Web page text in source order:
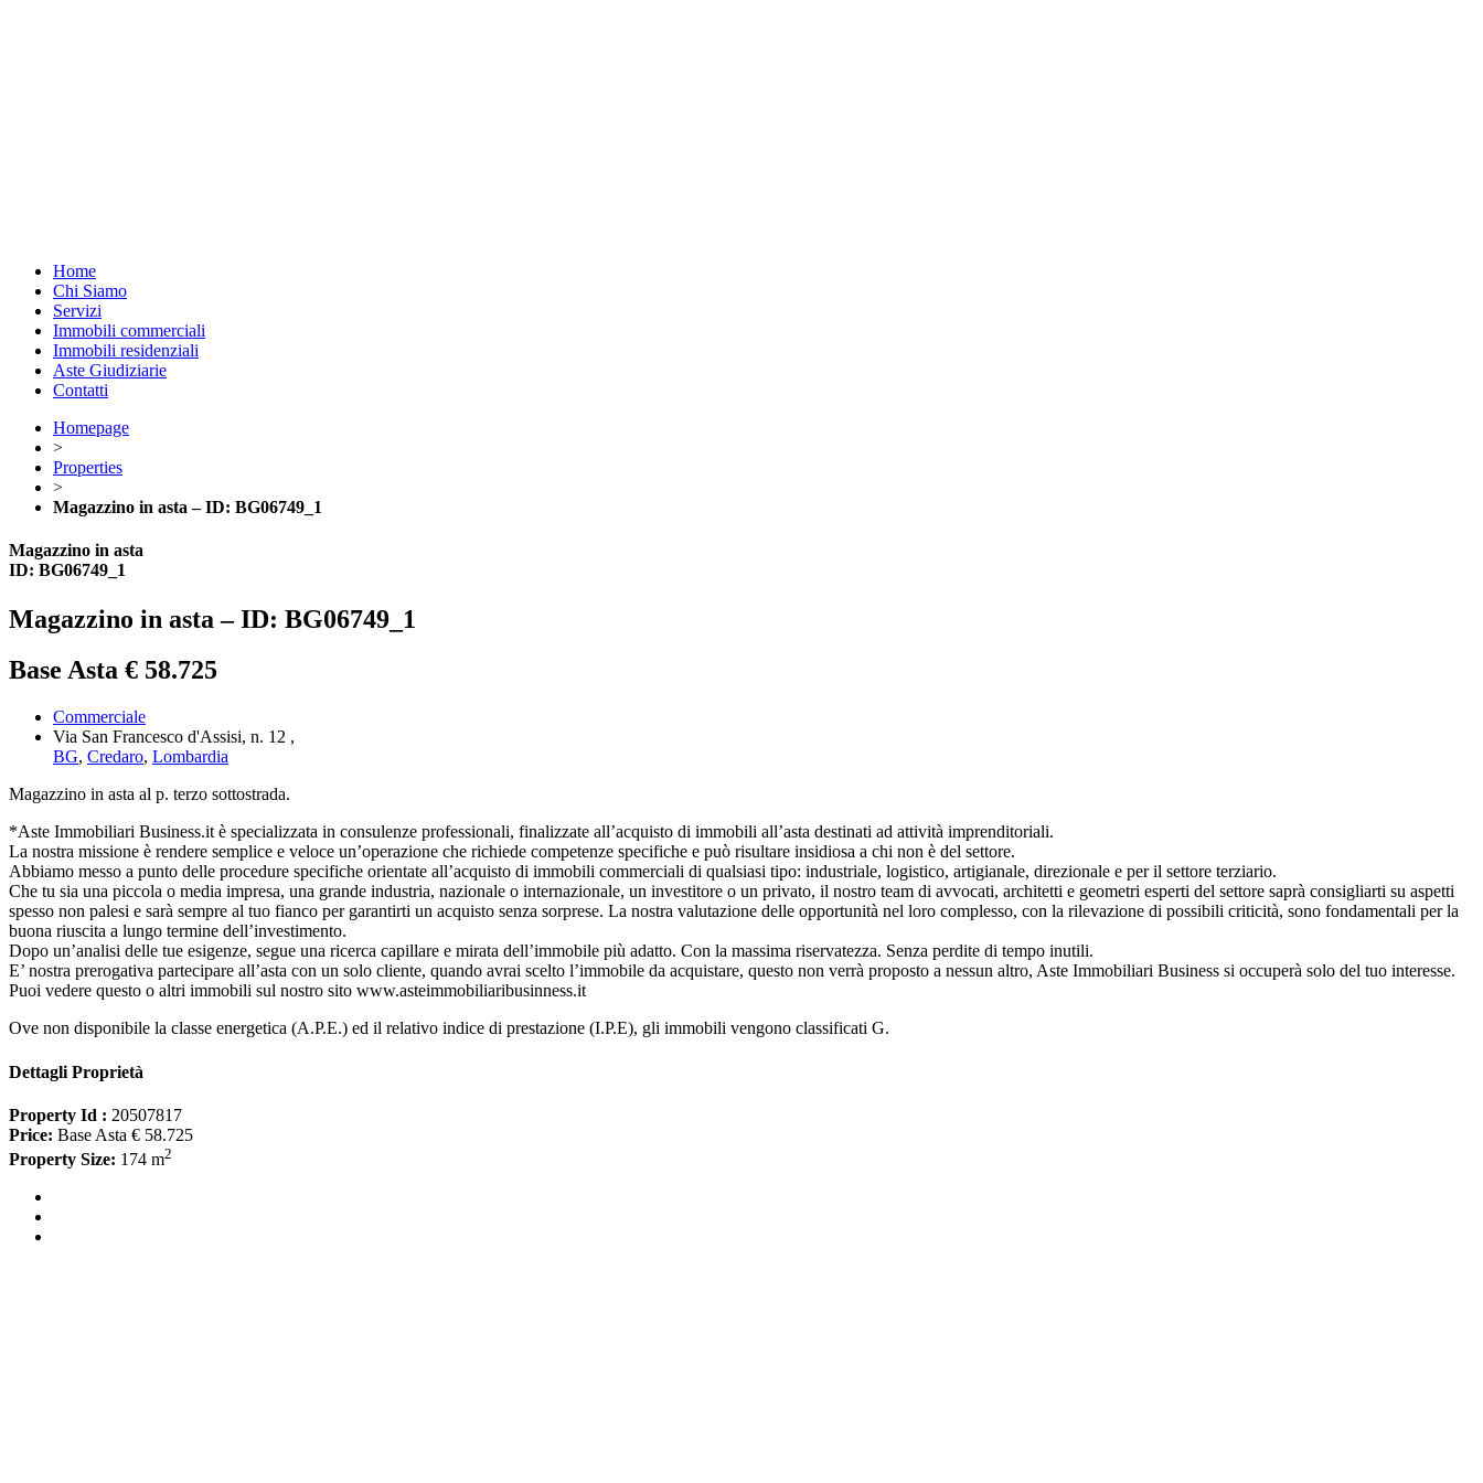
Home
Chi Siamo
Servizi
Immobili commerciali
Immobili residenziali
Aste Giudiziarie
Contatti
Homepage
>
Properties
>
Magazzino in asta – ID: BG06749_1
Magazzino in asta
ID: BG06749_1
Magazzino in asta – ID: BG06749_1
Base Asta € 58.725
Commerciale
Via San Francesco d'Assisi, n. 12 ,
BG, Credaro, Lombardia
Magazzino in asta al p. terzo sottostrada.
*Aste Immobiliari Business.it è specializzata in consulenze professionali, finalizzate all’acquisto di immobili all’asta destinati ad attività imprenditoriali.
La nostra missione è rendere semplice e veloce un’operazione che richiede competenze specifiche e può risultare insidiosa a chi non è del settore.
Abbiamo messo a punto delle procedure specifiche orientate all’acquisto di immobili commerciali di qualsiasi tipo: industriale, logistico, artigianale, direzionale e per il settore terziario.
Che tu sia una piccola o media impresa, una grande industria, nazionale o internazionale, un investitore o un privato, il nostro team di avvocati, architetti e geometri esperti del settore saprà consigliarti su aspetti
spesso non palesi e sarà sempre al tuo fianco per garantirti un acquisto senza sorprese. La nostra valutazione delle opportunità nel loro complesso, con la rilevazione di possibili criticità, sono fondamentali per la
buona riuscita a lungo termine dell’investimento.
Dopo un’analisi delle tue esigenze, segue una ricerca capillare e mirata dell’immobile più adatto. Con la massima riservatezza. Senza perdite di tempo inutili.
E’ nostra prerogativa partecipare all’asta con un solo cliente, quando avrai scelto l’immobile da acquistare, questo non verrà proposto a nessun altro, Aste Immobiliari Business si occuperà solo del tuo interesse.
Puoi vedere questo o altri immobili sul nostro sito www.asteimmobiliaribusinness.it
Ove non disponibile la classe energetica (A.P.E.) ed il relativo indice di prestazione (I.P.E), gli immobili vengono classificati G.
Dettagli Proprietà
Property Id : 20507817
Price: Base Asta € 58.725
Property Size: 174 m2